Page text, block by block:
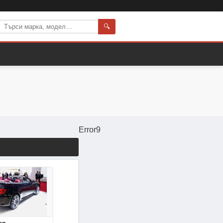
🔍
Error9